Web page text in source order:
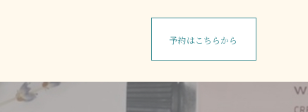
予約はこちらから